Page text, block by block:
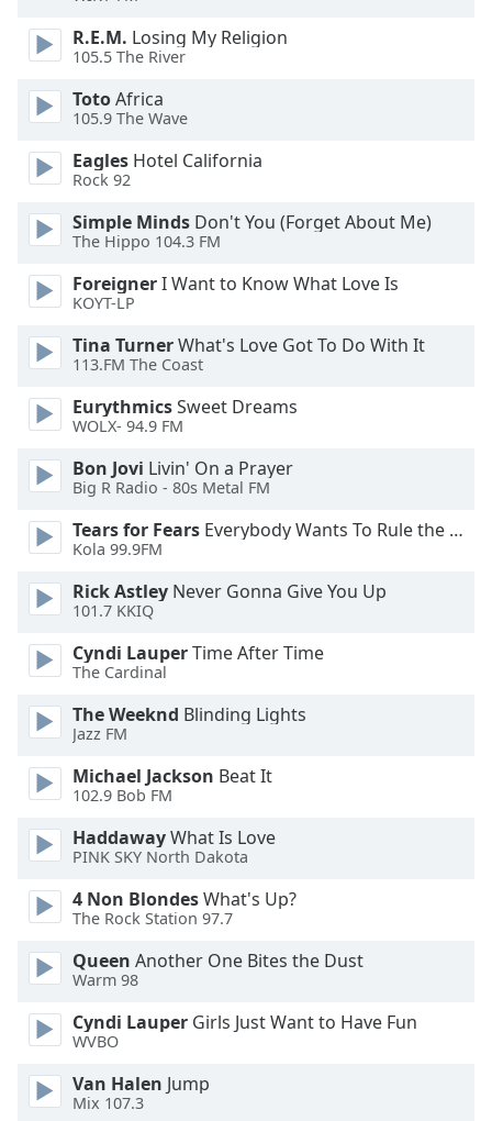
dialog
Escape
cancel
window.
Background
Color
Opacity
Caption
Area
Background
Style
Font
Family
Reset
R.E.M. Losing My Religion
105.5 The River
TotoAfrica
105.9 The Wave
Eagles Hotel California
Rock 92
Simple Minds Don't You (Forget About Me)
The Hippo 104.3 FM
ForeignerI Want to Know What Love Is
KOYT-LP
Tina TurnerWhat's Love Got To Do With It
113.FM The Coast
EurythmicsSweet Dreams
WOLX- 94.9 FM
Bon Jovi Livin' On a Prayer
Big R Radio - 80s Metal FM
Tears for Fears Everybody Wants To Rule the World
Kola 99.9FM
Rick Astley Never Gonna Give You Up
101.7 KKIQ
Cyndi LauperTime After Time
The Cardinal
The Weeknd Blinding Lights
Jazz FM
Michael Jackson Beat It
102.9 Bob FM
HaddawayWhat Is Love
PINK SKY North Dakota
4 Non BlondesWhat's Up?
The Rock Station 97.7
Queen Another One Bites the Dust
Warm 98
Cyndi Lauper Girls Just Want to Have Fun
WVBO
Van Halen Jump
Mix 107.3